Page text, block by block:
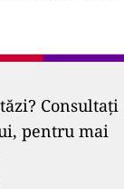
Consultați
pentru mai